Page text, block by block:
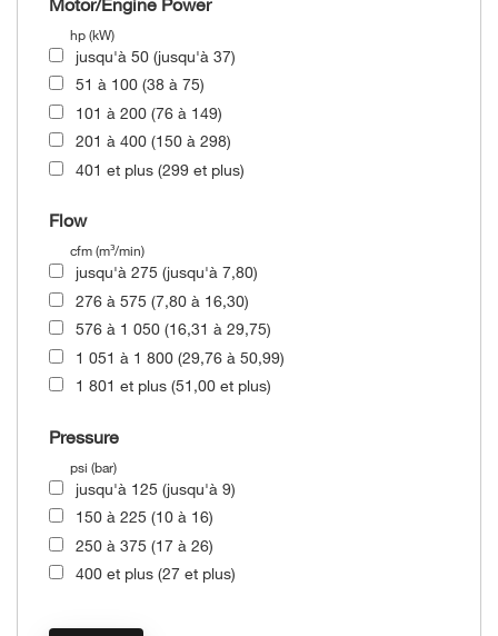
hp (kW)
jusqu'à 50 (jusqu'à 37)
51 à 100 (38 à 75)
101 à 200 (76 à 149)
201 à 400 (150 à 298)
401 et plus (299 et plus)
Flow
cfm (m³/min)
jusqu'à 275 (jusqu'à 7,80)
276 à 575 (7,80 à 16,30)
576 à 1 050 (16,31 à 29,75)
1 051 à 1 800 (29,76 à 50,99)
1 801 et plus (51,00 et plus)
Pressure
psi (bar)
jusqu'à 125 (jusqu'à 9)
150 à 225 (10 à 16)
250 à 375 (17 à 26)
400 et plus (27 et plus)